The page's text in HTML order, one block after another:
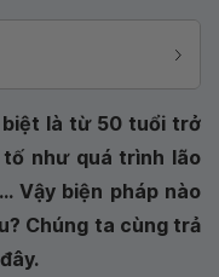
biệt là từ 50 tuổi trở
tố như quá trình lão
Vậy biện pháp nào
Chúng ta cùng trả